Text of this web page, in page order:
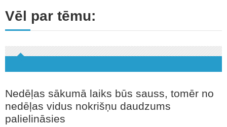
Vēl par tēmu:
Nedēļas sākumā laiks būs sauss, tomēr no
nedēļas vidus nokrišņu daudzums
palielināsies